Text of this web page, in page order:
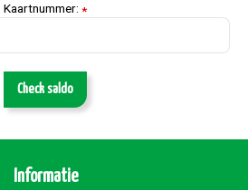
Kaartnummer: *
Check saldo
Informatie